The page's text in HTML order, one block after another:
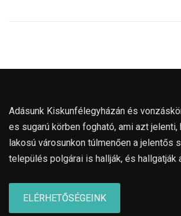
Adásunk Kiskunfélegyházán és
es sugarú körben fogható, ami azt jelenti,
lakosú városunkon túlmenően a jelentős
település polgárai is hallják, és hallgatják
ELÉRHETŐSÉGEINK